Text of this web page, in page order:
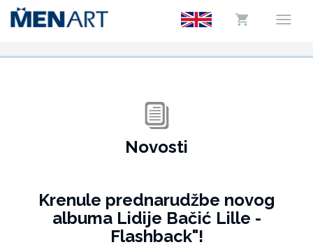
Novosti
Krenule prednarudžbe novog
albuma Lidije Bačić Lille -
Flashback"!